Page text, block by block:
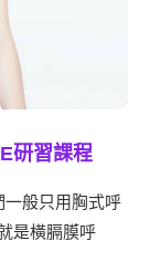
研習課程
一般只用胸式呼
是橫膈膜呼